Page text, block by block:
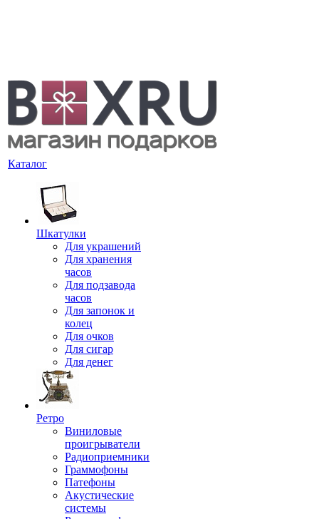
Каталог
Шкатулки
Для украшений
Для хранения
часов
Для подзавода
часов
Для запонок и
колец
Для очков
Для сигар
Для денег
Ретро
Виниловые
проигрыватели
Радиоприемники
Граммофоны
Патефоны
Акустические
системы